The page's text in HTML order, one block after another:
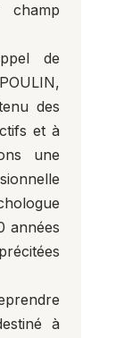
champ
de
des
et à
une
années
à